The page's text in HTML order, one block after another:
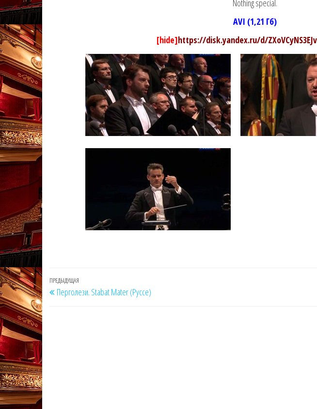
Nothing special.
AVI (1,21 Гб)
[hide]https://disk.yandex.ru/d/
Навигация
по
Предыдущая
запись
ПРЕДЫДУЩАЯ
Перголези. Stabat Mater (Руссе)